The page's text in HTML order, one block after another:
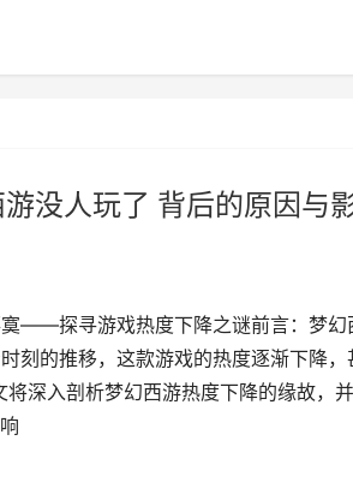
没人玩了 背后的原因与
——探寻游戏热度下降之谜前言：梦幻
刻的推移，这款游戏的热度逐渐下降，
深入剖析梦幻西游热度下降的缘故，